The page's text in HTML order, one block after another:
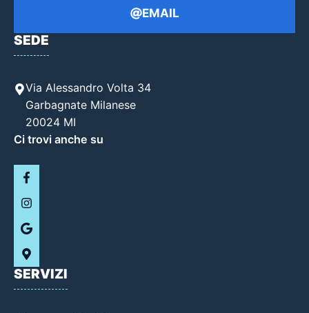
EMAIL
SEDE
Via Alessandro Volta 34
Garbagnate Milanese
20024 MI
Ci trovi anche su
SERVIZI